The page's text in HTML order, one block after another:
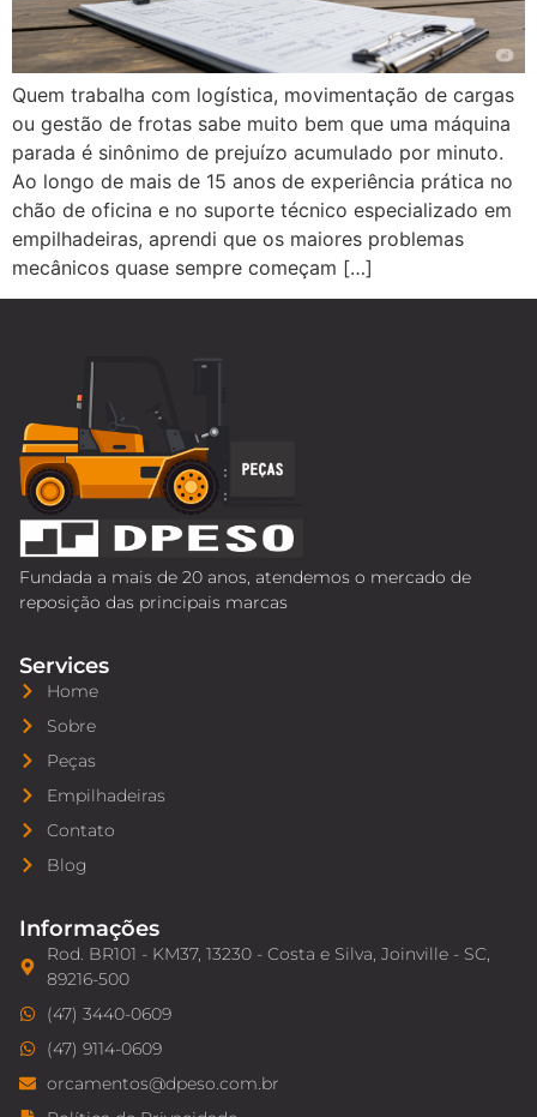
Quem trabalha com logística, movimentação de cargas
ou gestão de frotas sabe muito bem que uma máquina
parada é sinônimo de prejuízo acumulado por minuto.
Ao longo de mais de 15 anos de experiência prática no
chão de oficina e no suporte técnico especializado em
empilhadeiras, aprendi que os maiores problemas
mecânicos quase sempre começam […]
Fundada a mais de 20 anos, atendemos o mercado de
reposição das principais marcas
Services
Home
Sobre
Peças
Empilhadeiras
Contato
Blog
Informações
Rod. BR101 - KM37, 13230 - Costa e Silva, Joinville - SC,
89216-500
(47) 3440-0609
(47) 9114-0609
orcamentos@dpeso.com.br